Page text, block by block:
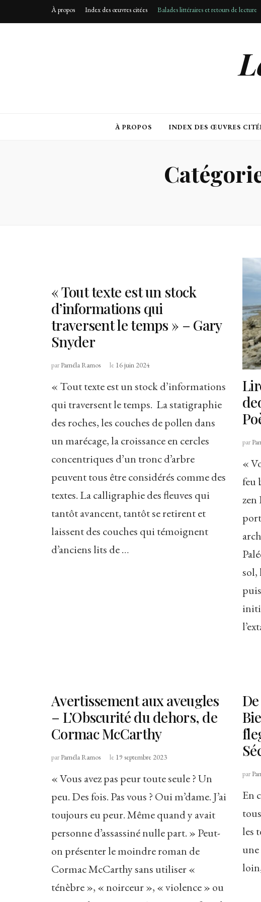
À propos Index des œuvres citées Balades littéraires et retours de lecture
À PROPOS INDEX DES ŒUVRES
« Tout texte est un stock
d’informations qui
traversent le temps » – Gary
Snyder
parPaméla Ramos le 16 juin 2024
« Tout texte est un stock d’informations
qui traversent le temps. La statigraphie
des roches, les couches de pollen dans
un marécage, la croissance en cercles
concentriques d’un tronc d’arbre
peuvent tous être considérés comme des
textes. La calligraphie des fleuves qui
tantôt avancent, tantôt se retirent et
laissent des couches qui témoignent
d’anciens lits de …
par
«
feu
zen
sol,
Avertissement aux aveugles
– L’Obscurité du dehors, de
Cormac McCarthy
parPaméla Ramos le 19 septembre 2023
« Vous avez pas peur toute seule ? Un
peu. Des fois. Pas vous ? Oui m’dame. J’ai
toujours eu peur. Même quand y avait
personne d’assassiné nulle part. » Peut-
on présenter le moindre roman de
Cormac McCarthy sans utiliser «
ténèbre », « noirceur », « violence » ou
par
En
les